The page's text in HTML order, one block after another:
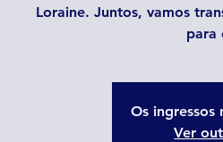
Loraine. Juntos, vamos
para
Os ingressos
Ver